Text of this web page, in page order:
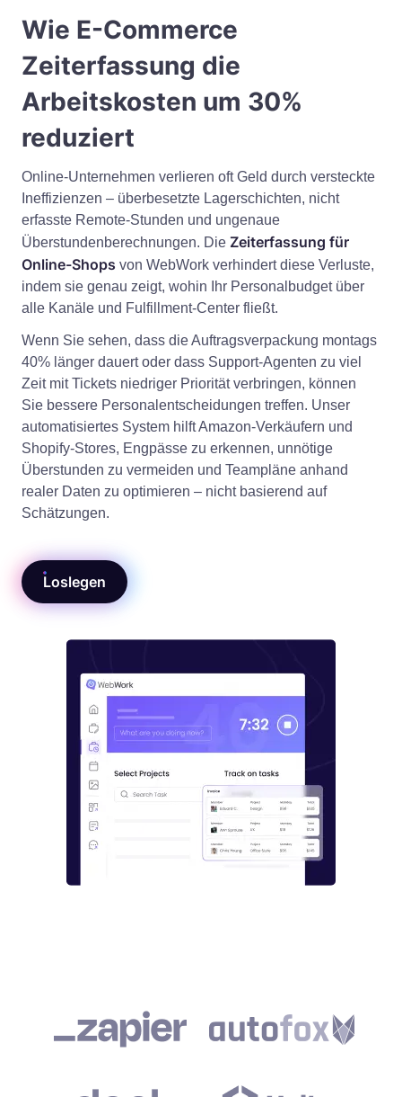
Wie E-Commerce
Zeiterfassung die
Arbeitskosten um 30%
reduziert
Online-Unternehmen verlieren oft Geld durch versteckte
Ineffizienzen – überbesetzte Lagerschichten, nicht
erfasste Remote-Stunden und ungenaue
Überstundenberechnungen. Die Zeiterfassung für
Online-Shops von WebWork verhindert diese Verluste,
indem sie genau zeigt, wohin Ihr Personalbudget über
alle Kanäle und Fulfillment-Center fließt.
Wenn Sie sehen, dass die Auftragsverpackung montags
40% länger dauert oder dass Support-Agenten zu viel
Zeit mit Tickets niedriger Priorität verbringen, können
Sie bessere Personalentscheidungen treffen. Unser
automatisiertes System hilft Amazon-Verkäufern und
Shopify-Stores, Engpässe zu erkennen, unnötige
Überstunden zu vermeiden und Teampläne anhand
realer Daten zu optimieren – nicht basierend auf
Schätzungen.
Loslegen